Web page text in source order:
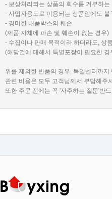
- 보상처리되는 상품의 회수를 거부하는
- 사업자용도로 이용되는 상품임에도
- 경미한 내품박스의 훼손
(제품 자체에 파손 및 훼손이 없는 경우)
- 수집이나 판매 목적이라 하더라도, 상
(해당건에 대해서 특별포장이 필요한
위를 제외한 반품의 경우, 독일센터까
관련 비용은 모두 고객님께서 부담해주
또한 주문 전에는 꼭 '자주하는 질문'반